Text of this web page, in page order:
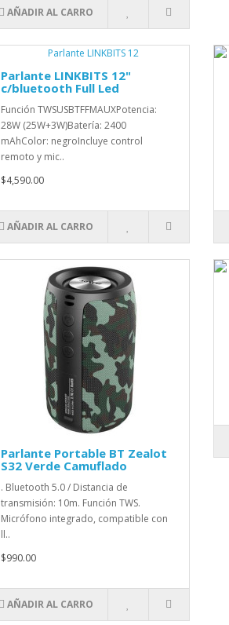
AÑADIR AL CARRO
Parlante LINKBITS 12"
c/bluetooth Full Led
Función TWSUSBTFFMAUXPotencia:
28W (25W+3W)Batería: 2400
mAhColor: negroIncluye control
remoto y mic..
$4,590.00
AÑADIR AL CARRO
Parlante Portable BT Zealot
S32 Verde Camuflado
. Bluetooth 5.0 / Distancia de
transmisión: 10m. Función TWS.
Micrófono integrado, compatible con
ll..
$990.00
AÑADIR AL CARRO